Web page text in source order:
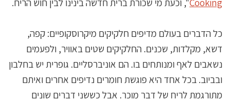
Cooking", וכעת מי שכורת ברית חדשה בינינו לבין חוש הריח.
כל הדברים בעולם מדיפים חלקיקים מיקרוסקופיים: קפה,
דשא, מקלדות, שכנים. החלקיקים שטים באוויר, ולפעמים
נשאבים לאף ומנותחים בו. הם אוניברסליים. גופרית יש בחלבון
ובביוב. בכל אחד היא פוגשת חומרים נדיפים אחרים ואיתם
מתורגמת לריח של דבר מוכר. אבל כששני דברים שונים